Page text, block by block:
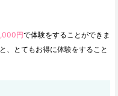
円で体験をすることができま
、とてもお得に体験をすること